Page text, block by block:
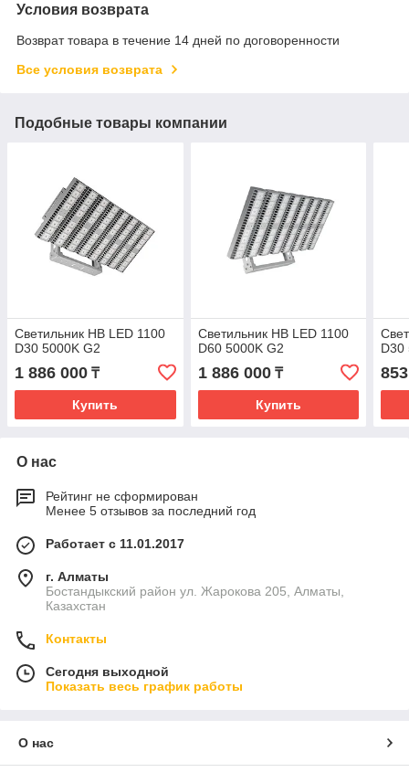
Условия возврата
Возврат товара в течение 14 дней по договоренности
Все условия возврата
Подобные товары компании
Светильник HB LED 1100
D30 5000K G2
1 886 000 ₸
Купить
Светильник HB LED 1100
D60 5000K G2
1 886 000₸
Купить
D30
О нас
Рейтинг не сформирован
Менее 5 отзывов за последний год
Работает с 11.01.2017
г. Алматы
Бостандыкский район ул. Жарокова 205, Алматы,
Казахстан
Контакты
Сегодня выходной
Показать весь график работы
О нас